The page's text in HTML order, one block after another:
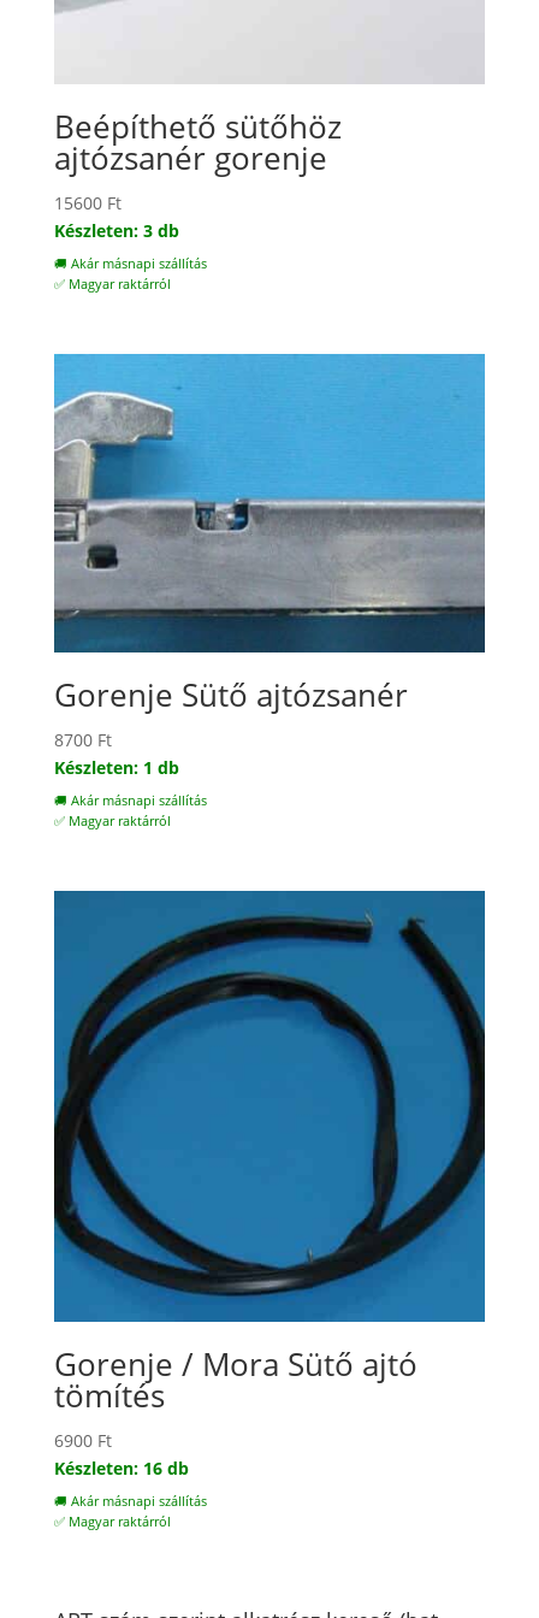
Beépíthető sütőhöz
ajtózsanér gorenje
15600 Ft
Készleten: 3 db
🚚 Akár másnapi szállítás
✅ Magyar raktárról
Gorenje Sütő ajtózsanér
8700 Ft
Készleten: 1 db
🚚 Akár másnapi szállítás
✅ Magyar raktárról
Gorenje / Mora Sütő ajtó
tömítés
6900 Ft
Készleten: 16 db
🚚 Akár másnapi szállítás
✅ Magyar raktárról